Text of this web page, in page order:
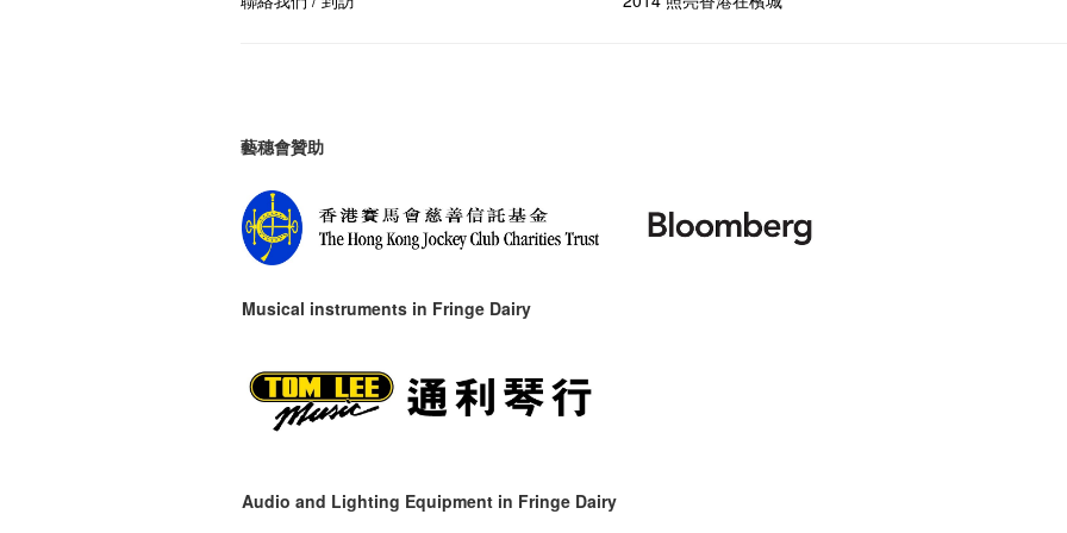
藝穗會贊助
Musical instruments in Fringe Dairy
Audio and Lighting Equipment in Fringe Dairy